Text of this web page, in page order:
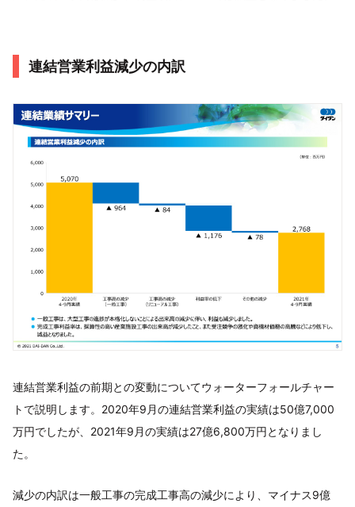
連結営業利益減少の内訳
連結営業利益の前期との変動についてウォーターフォールチャー
トで説明します。2020年9月の連結営業利益の実績は50億7,000
万円でしたが、2021年9月の実績は27億6,800万円となりまし
た。
減少の内訳は一般工事の完成工事高の減少により、マイナス9億